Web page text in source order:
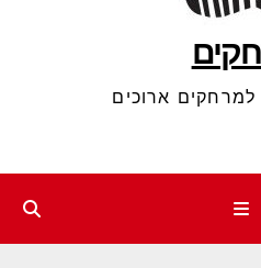
ארוכים